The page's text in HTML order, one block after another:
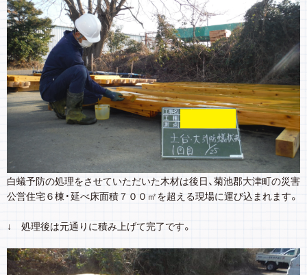
白蟻予防の処理をさせていただいた木材は後日、菊池郡大津町の災害
公営住宅６棟・延べ床面積７００㎡を超える現場に運び込まれます。
↓ 処理後は元通りに積み上げて完了です。